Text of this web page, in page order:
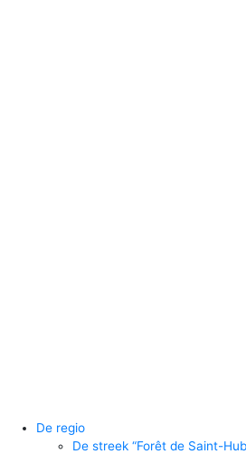
De regio
De streek “Forêt de Saint-